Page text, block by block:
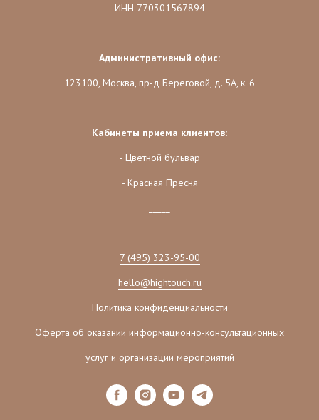
ИНН 770301567894
Административный офис:
123100, Москва, пр-д Береговой, д. 5А, к. 6
Кабинеты приема клиентов:
- Цветной бульвар
- Красная Пресня
7 (495) 323-95-00
hello@hightouch.ru
Политика конфиденциальности
Оферта об оказании информационно-консультационных
услуг и организации мероприятий